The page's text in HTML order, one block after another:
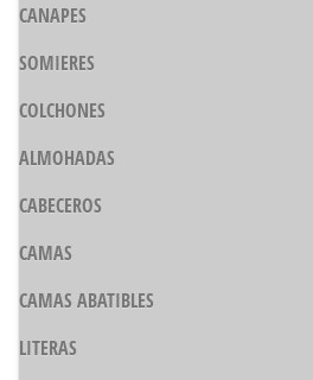
CANAPES
SOMIERES
COLCHONES
ALMOHADAS
CABECEROS
CAMAS
CAMAS ABATIBLES
LITERAS